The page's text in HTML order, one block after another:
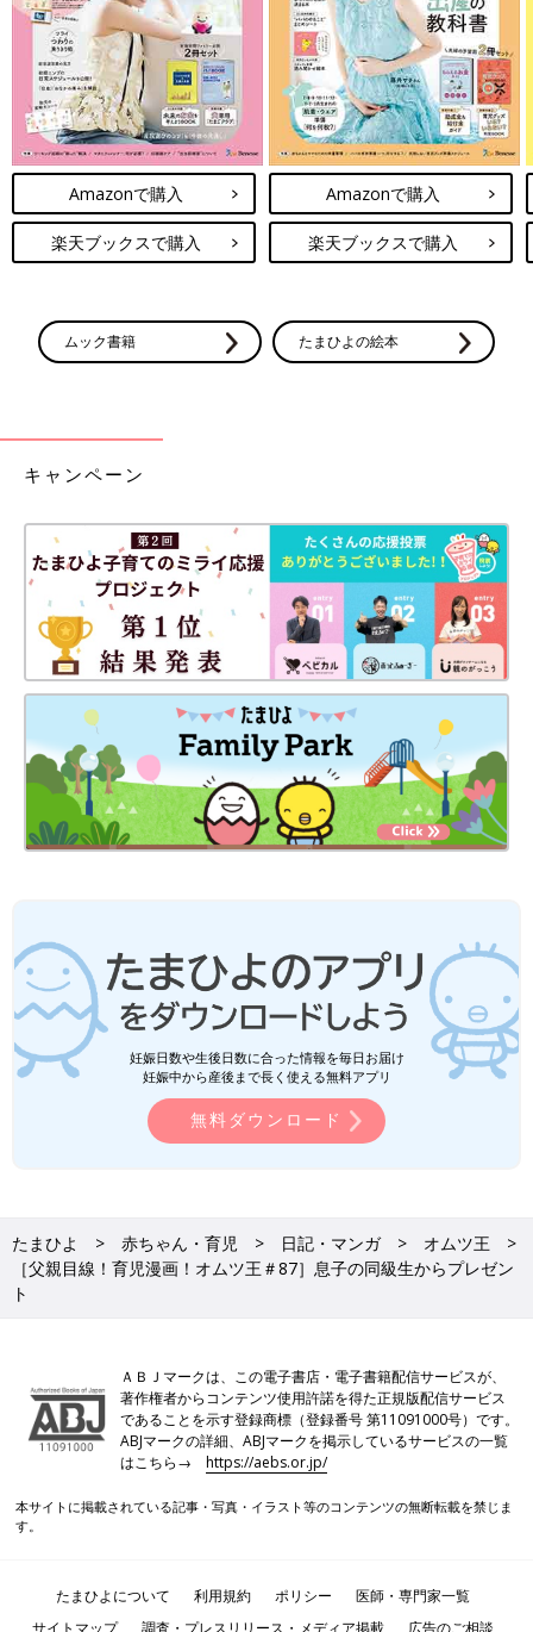
Amazonで購入
楽天ブックスで購入
Amazonで購入
楽天ブックスで購入
ムック書籍 たまひよの絵本
キャンペーン
妊娠日数や生後日数に合った情報を毎日お届け
妊娠中から産後まで長く使える無料アプリ
無料ダウンロード
たまひよ 赤ちゃん・育児 日記・マンガ
オムツ王
［父親目線！育児漫画！オムツ王＃87］息子の同級生からプレゼン
ト
ＡＢＪマークは、この電子書店・電子書籍配信サービスが、
著作権者からコンテンツ使用許諾を得た正規版配信サービス
であることを示す登録商標（登録番号 第11091000号）です。
ABJマークの詳細、ABJマークを掲示しているサービスの一覧
はこちら→https://aebs.or.jp/
本サイトに掲載されている記事・写真・イラスト等のコンテンツの無断転載を禁じま
す。
たまひよについて 利用規約 ポリシー
医師・専門家一覧